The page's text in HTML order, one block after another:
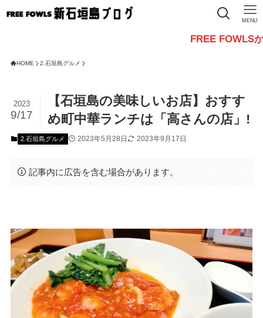
MENU
FREE FOWLSからのお知らせ
HOME 2.石垣島グルメ
【石垣島の美味しいお店】おすす
め町中華ランチは「高さんの店」!
2023
9/17
2.石垣島グルメ 2023年5月28日 2023年9月17日
記事内に広告を含む場合があります。